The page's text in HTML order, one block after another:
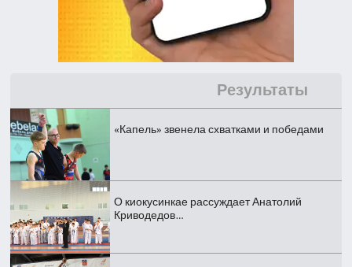
Результаты
«Капель» звенела схватками и победами
О киокусинкае рассуждает Анатолий
Криводедов…